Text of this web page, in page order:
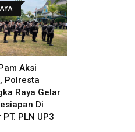
Aksi
Polresta
Raya Gelar
Di
PLN UP3